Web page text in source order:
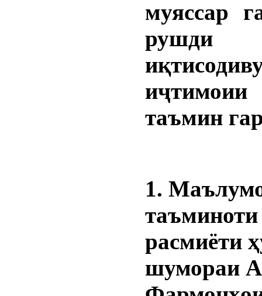
муяссар
рушди
таъмин
1.
таъминоти
расмиёти
шумораи